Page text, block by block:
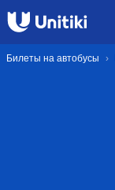
Билеты на автобусы